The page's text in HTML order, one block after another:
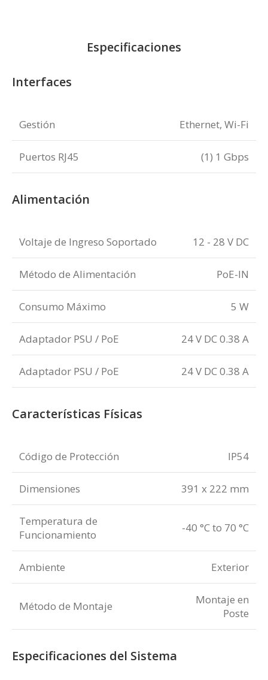
Especificaciones
Interfaces
Gestión Ethernet, Wi-Fi
Puertos RJ45 (1) 1 Gbps
Alimentación
Voltaje de Ingreso Soportado 12 - 28 V DC
Método de Alimentación PoE-IN
Consumo Máximo 5 W
Adaptador PSU / PoE 24 V DC 0.38 A
Adaptador PSU / PoE 24 V DC 0.38 A
Características Físicas
Código de Protección IP54
Dimensiones 391 x 222 mm
Temperatura de
Funcionamiento
-40 °C to 70 °C
Ambiente Exterior
Método de Montaje
Montaje en
Poste
Especificaciones del Sistema